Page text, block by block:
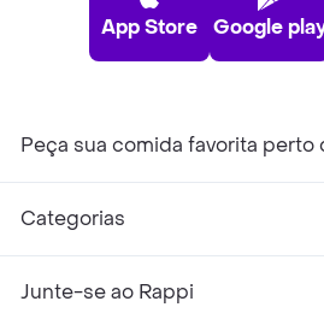
App Store Google
Peça sua comida favorita perto
Categorias
Junte-se ao Rappi